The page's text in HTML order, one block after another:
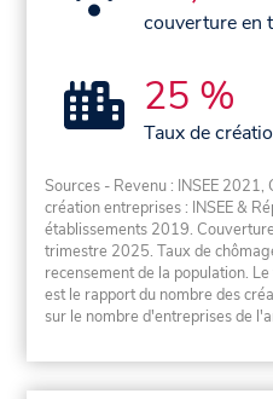
couverture en
25 %
Taux de
Sources - Revenu : INSEE 2021,
création entreprises : INSEE &
établissements 2019.
trimestre 2025. Taux de
recensement de la population.
est le rapport du nombre des
sur le nombre d'entreprises de